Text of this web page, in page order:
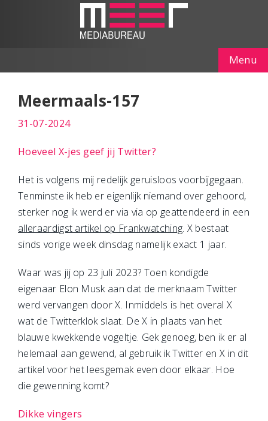
Menu
Meermaals-157
31-07-2024
Hoeveel X-jes geef jij Twitter?
Het is volgens mij redelijk geruisloos voorbijgegaan.
Tenminste ik heb er eigenlijk niemand over gehoord,
sterker nog ik werd er via via op geattendeerd in een
alleraardigst artikel op Frankwatching. X bestaat
sinds vorige week dinsdag namelijk exact 1 jaar.
Waar was jij op 23 juli 2023? Toen kondigde
eigenaar Elon Musk aan dat de merknaam Twitter
werd vervangen door X. Inmiddels is het overal X
wat de Twitterklok slaat. De X in plaats van het
blauwe kwekkende vogeltje. Gek genoeg, ben ik er al
helemaal aan gewend, al gebruik ik Twitter en X in dit
artikel voor het leesgemak even door elkaar. Hoe
die gewenning komt?
Dikke vingers